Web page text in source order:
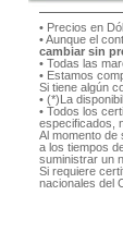
• Precios en
• Aunque el
cambiar sin
• Todas las
• Estamos
Si tiene algún
• (*)La
• Todos los
especificados,
Al momento de
a los tiempos
suministrar un
Si requiere
nacionales del